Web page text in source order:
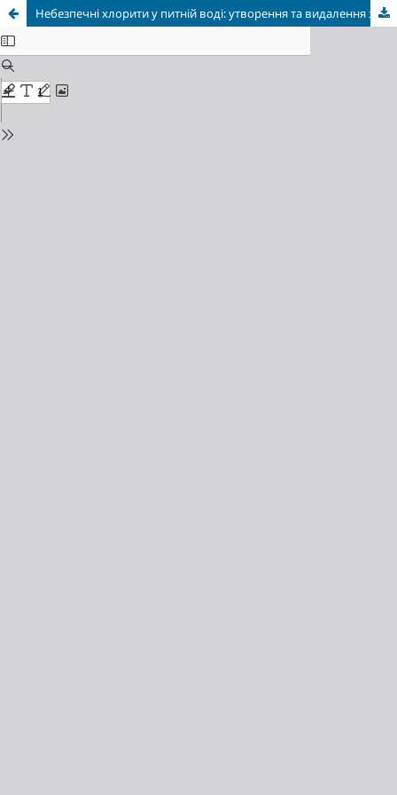
Небезпечні хлорити у питній воді: утворення та видалення з використанням діоксиду хлору у технології водопідготовки